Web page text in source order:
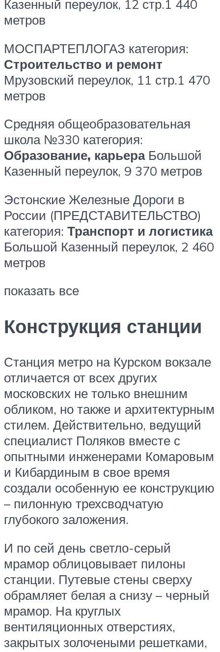
Казенный переулок, 12 стр.1 440
метров
МОСПАРТЕПЛОГАЗ категория:
Строительство и ремонт
Мрузовский переулок, 11 стр.1 470
метров
Средняя общеобразовательная
школа №330 категория:
Образование, карьераБольшой
Казенный переулок, 9 370 метров
Эстонские Железные Дороги в
России (ПРЕДСТАВИТЕЛЬСТВО)
категория: Транспорт и логистика
Большой Казенный переулок, 2 460
метров
показать все
Конструкция станции
Станция метро на Курском вокзале
отличается от всех других
московских не только внешним
обликом, но также и архитектурным
стилем. Действительно, ведущий
специалист Поляков вместе с
опытными инженерами Комаровым
и Кибардиным в свое время
создали особенную ее конструкцию
– пилонную трехсводчатую
глубокого заложения.
И по сей день светло-серый
мрамор облицовывает пилоны
станции. Путевые стены сверху
обрамляет белая а снизу – черный
мрамор. На круглых
вентиляционных отверстиях,
закрытых золочеными решетками,